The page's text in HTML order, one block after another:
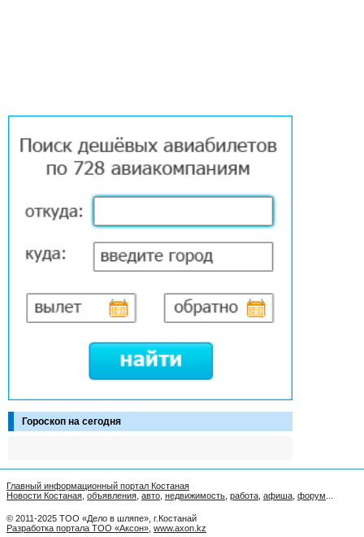
Гороскоп на сегодня
Главный информационный портал Костаная
Новости Костаная объявления авто недвижимость работа афиша форум
© 2011-2025 ТОО «Дело в шляпе», г.Костанай
Разработка портала ТОО «Аксон» www.axon.kz